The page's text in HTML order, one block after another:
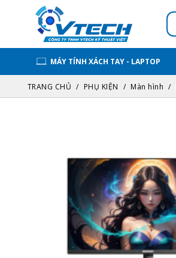
MÁY TÍNH XÁCH TAY - LAPTOP
TRANG CHỦ PHỤ KIỆN Màn hình